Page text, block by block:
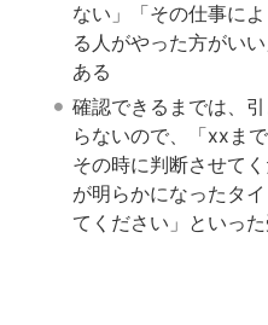
ない」「その仕事に
る人がやった方がい
ある
確認できるまでは、
らないので、「xxま
その時に判断させて
が明らかになったタ
てください」といっ